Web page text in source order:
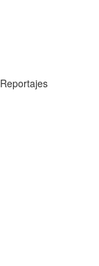
Reportajes